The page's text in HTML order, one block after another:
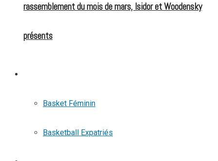
rassemblement du mois de mars, Isidor et Woodensky
présents
Basket Féminin
Basketball Expatriés